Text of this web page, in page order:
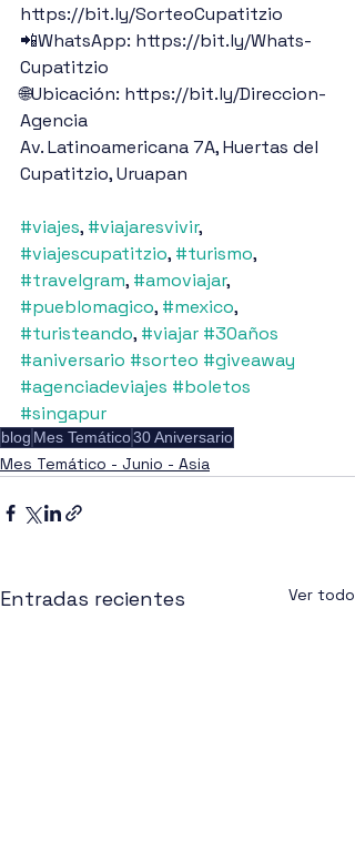
https://bit.ly/SorteoCupatitzio
📲WhatsApp: https://bit.ly/Whats-
Cupatitzio
🌐Ubicación: https://bit.ly/Direccion-
Agencia
Av. Latinoamericana 7A, Huertas del
Cupatitzio, Uruapan
#viajes, #viajaresvivir,
#viajescupatitzio, #turismo,
#travelgram, #amoviajar,
#pueblomagico, #mexico,
#turisteando, #viajar #30años
#aniversario #sorteo #giveaway
#agenciadeviajes #boletos
#singapur
blog Mes Temático30 Aniversario
Mes Temático - Junio - Asia
Entradas recientes Ver todo